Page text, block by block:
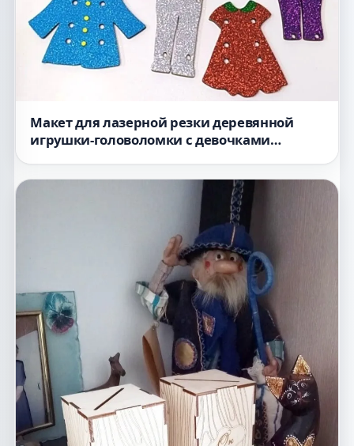
Макет для лазерной резки деревянной
игрушки-головоломки с девочками